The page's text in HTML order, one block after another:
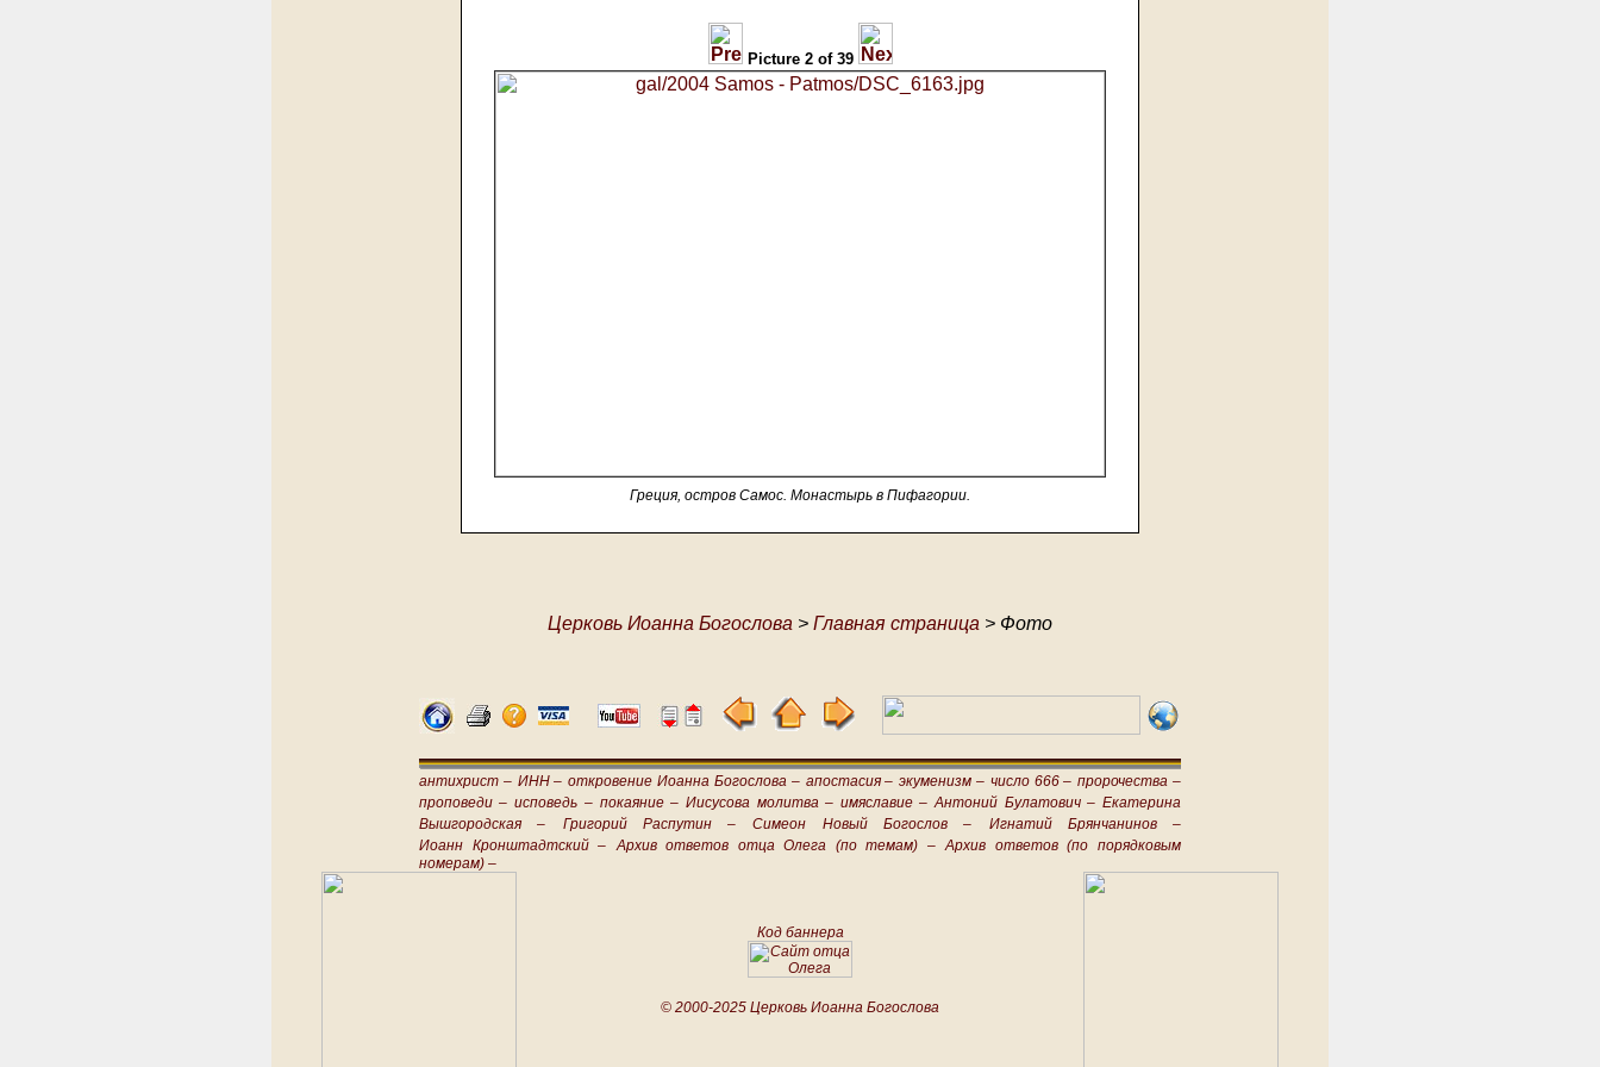
Picture 2 of 39
Греция, остров Самос. Монастырь в Пифагории.
Церковь Иоанна Богослова > Главная страница > Фото
антихрист – ИНН – откровение Иоанна Богослова – апостасия – экуменизм – число 666 – пророчества –
проповеди – исповедь – покаяние – Иисусова молитва – имяславие – Антоний Булатович – Екатерина
Вышгородская –
Григорий Распутин – Симеон Новый Богослов –
Игнатий Брянчанинов –
Иоанн Кронштадтский –
Архив ответов отца Олега (по темам) –
Архив ответов (по порядковым
номерам) –
Код баннера
© 2000-2025 Церковь Иоанна Богослова